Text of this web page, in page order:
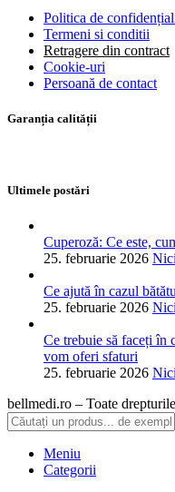
Politica de
Termeni si conditii
Retragere din contract
Cookie-uri
Persoană de contact
Garanția calității
Ultimele postări
Cuperoză: Ce este,
25. februarie 2026
Ce ajută în cazul
25. februarie 2026
Ce trebuie să faceți în
vom oferi sfaturi
25. februarie 2026
bellmedi.ro – Toate
Meniu
Categorii